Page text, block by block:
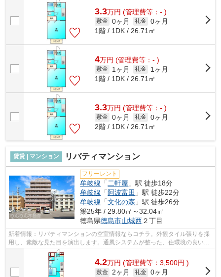
3.3万円 (管理費等：- )
敷金 0ヶ月 礼金 0ヶ月
1階 / 1DK / 26.71㎡
4万円 (管理費等：- )
敷金 1ヶ月 礼金
1ヶ月
1階 / 1DK / 26.71㎡
3.3万円 (管理費等：- )
敷金 0ヶ月 礼金 0ヶ月
2階 / 1DK / 26.71㎡
賃貸 | マンション リバティマンション
フリーレント
牟岐線 「 二軒屋 」駅 徒歩18分
牟岐線 「 阿波富田 」駅 徒歩22分
牟岐線 「文化の森 」駅 徒歩26分
築25年 / 29.80㎡～32.04㎡
徳島県徳島市山城西２丁目
新着情報：リバティマンションの空室情報ならコチラ。外観タイル張りを採
用し、素敵な見た目を演出します。通風システムが整った、住環境の良い安
心の物件です。ごみ捨ての煩わしさを...
4.2万円 (管理費等：3,500円 )
敷金 2ヶ月 礼金 0ヶ月